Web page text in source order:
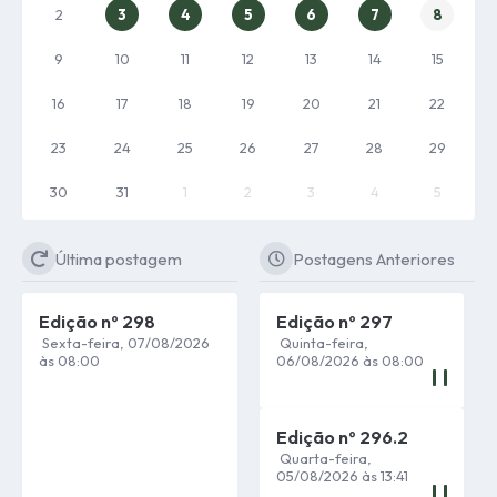
2 3 4 5 6 7 8
9 10 11 12 13 14 15
16 17 18 19 20 21 22
23 24 25 26 27 28 29
30 31 1 2 3 4 5
Última postagem
Edição nº 298
Sexta-feira 07/08/2026
08:00
Postagens Anteriores
Edição nº 297
Quinta-feira
06/08/2026
08:00
Edição nº 296.2
Quarta-feira
05/08/2026
13:41